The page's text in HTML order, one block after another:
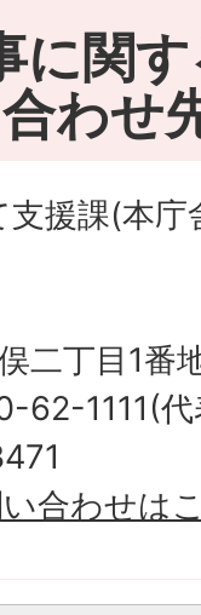
に関
合わせ
支援課(本庁
二丁目1番
62-1111(
合わせは